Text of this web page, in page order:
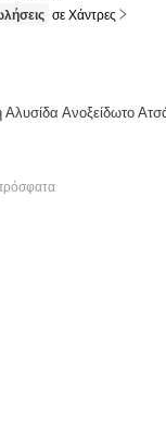
σε Χάντρες
Αλυσίδα Ανοξείδωτο